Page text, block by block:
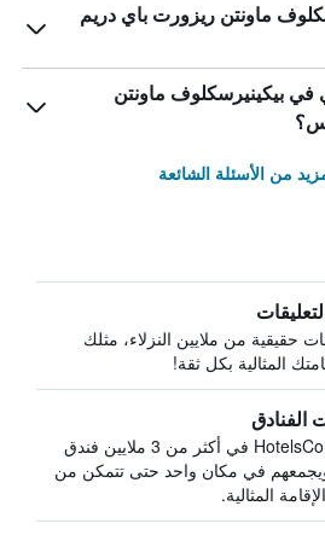
ماونتن ريزورت باي دريم
في بيكينيرسكلوف ماونتن
من الأسئلة الشائعة
حقيقية من ملايين النزلاء، مثلك
المثالية بكل ثقة!
يبحث HotelsCombined في أكثر من 3 ملايين فندق
في مكان واحد حتى تتمكن من
المثالية.